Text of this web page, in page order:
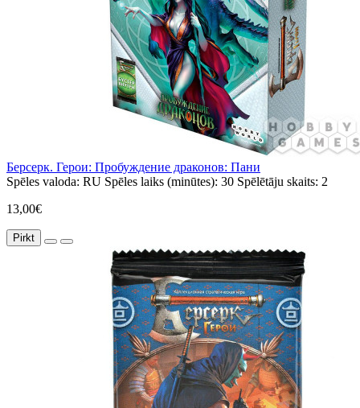
Берсерк. Герои: Пробуждение драконов: Пани
Spēles valoda: RU Spēles laiks (minūtes): 30 Spēlētāju skaits: 2
13,00€
Pirkt